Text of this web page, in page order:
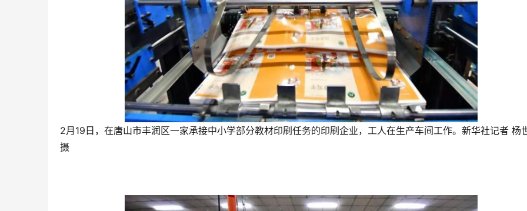
2月19日，在唐山市丰润区一家承接中小学部分教材印刷任务的印刷企业，工人在生产车间工作。新华社记者 杨
摄